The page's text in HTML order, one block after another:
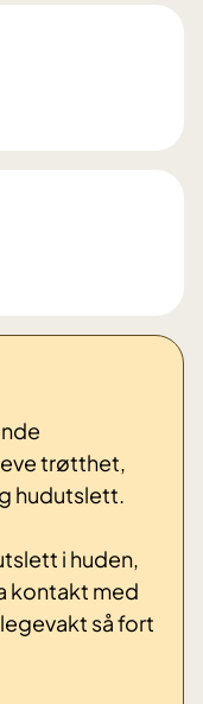
trøtthet,
hudutslett.
i huden,
kontakt med
så fort